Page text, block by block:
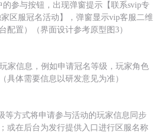
参与按钮，出现弹窗提示【联系svip专
区服冠名活动】，弹窗显示vip客服二维
配置）（界面设计参考原型图3）
家信息，例如申请冠名等级，玩家角色
具体需要信息以研发意见为准）
等方式将申请参与活动的玩家信息同步
或在后台为发行提供入口进行区服名称